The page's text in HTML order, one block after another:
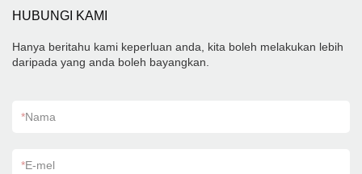
HUBUNGI KAMI
Hanya beritahu kami keperluan anda, kita boleh melakukan lebih
daripada yang anda boleh bayangkan.
*Nama
*E-mel